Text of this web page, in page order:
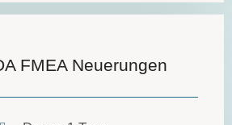
FMEA Neuerungen